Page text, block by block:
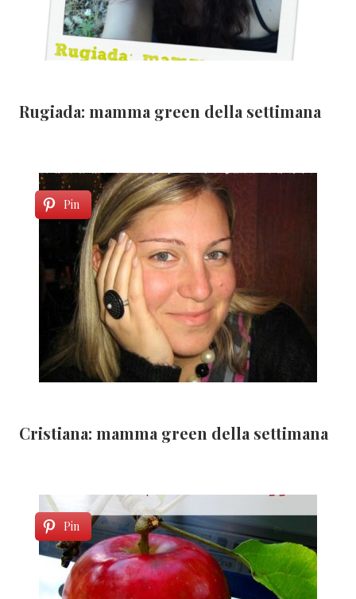
Rugiada: mamma green della settimana
Pin
Cristiana: mamma green della settimana
Pin